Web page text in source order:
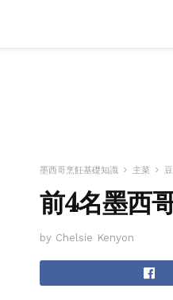
墨西哥烹飪基礎知識 主菜
前4名墨西
by Chelsie Kenyon